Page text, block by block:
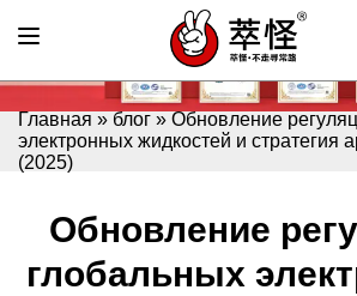
Главная » блог » Обновление
электронных жидкостей и стратегия
(2025)
Обновление
глобальных